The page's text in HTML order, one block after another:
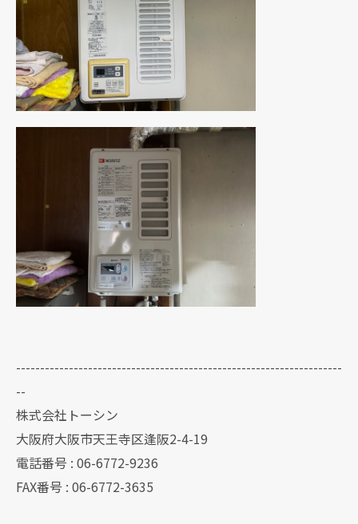
--------------------------------------------------------------------
--
株式会社トーシン
大阪府大阪市天王寺区逢阪2-4-19
電話番号 : 06-6772-9236
FAX番号 : 06-6772-3635